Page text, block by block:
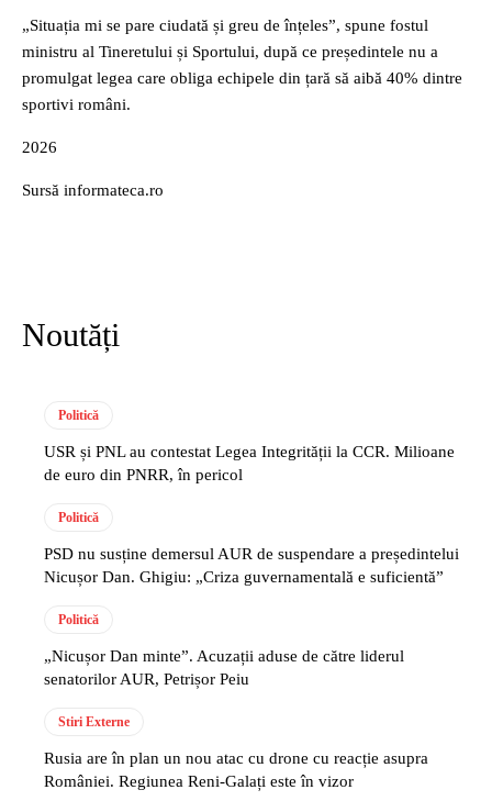
„Situația mi se pare ciudată și greu de înțeles”, spune fostul
ministru al Tineretului și Sportului, după ce președintele nu a
promulgat legea care obliga echipele din țară să aibă 40% dintre
sportivi români.
2026
Sursă informateca.ro
Noutăți
Politică
USR și PNL au contestat Legea Integrității la CCR. Milioane
de euro din PNRR, în pericol
Politică
PSD nu susține demersul AUR de suspendare a președintelui
Nicușor Dan. Ghigiu: „Criza guvernamentală e suficientă”
Politică
„Nicușor Dan minte”. Acuzații aduse de către liderul
senatorilor AUR, Petrișor Peiu
Stiri Externe
Rusia are în plan un nou atac cu drone cu reacție asupra
României. Regiunea Reni-Galați este în vizor